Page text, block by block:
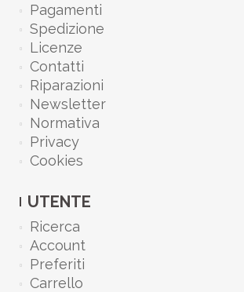
Pagamenti
Spedizione
Licenze
Contatti
Riparazioni
Newsletter
Normativa
Privacy
Cookies
UTENTE
Ricerca
Account
Preferiti
Carrello